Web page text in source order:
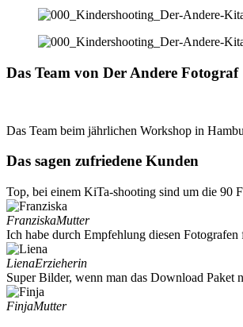
Das Team von Der Andere Fotograf
Das Team beim jährlichen Workshop in
Das sagen zufriedene Kunden
Top, bei einem KiTa-shooting sind um die 90
FranziskaMutter
Ich habe durch Empfehlung diesen
LienaErzieherin
Super Bilder, wenn man das Download Paket
FinjaMutter